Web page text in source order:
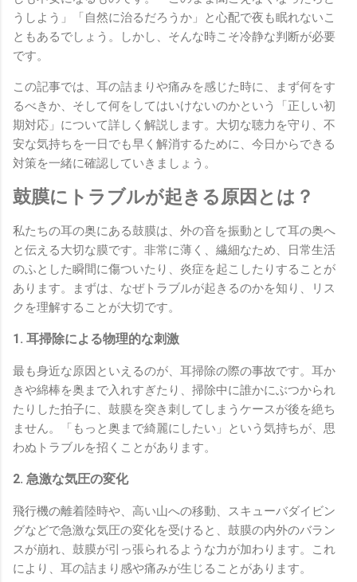
うしよう」「自然に治るだろうか」と心配で夜も眠れないこ
ともあるでしょう。しかし、そんな時こそ冷静な判断が必要
です。
この記事では、耳の詰まりや痛みを感じた時に、まず何をす
るべきか、そして何をしてはいけないのかという「正しい初
期対応」について詳しく解説します。大切な聴力を守り、不
安な気持ちを一日でも早く解消するために、今日からできる
対策を一緒に確認していきましょう。
鼓膜にトラブルが起きる原因とは？
私たちの耳の奥にある鼓膜は、外の音を振動として耳の奥へ
と伝える大切な膜です。非常に薄く、繊細なため、日常生活
のふとした瞬間に傷ついたり、炎症を起こしたりすることが
あります。まずは、なぜトラブルが起きるのかを知り、リス
クを理解することが大切です。
1. 耳掃除による物理的な刺激
最も身近な原因といえるのが、耳掃除の際の事故です。耳か
きや綿棒を奥まで入れすぎたり、掃除中に誰かにぶつかられ
たりした拍子に、鼓膜を突き刺してしまうケースが後を絶ち
ません。「もっと奥まで綺麗にしたい」という気持ちが、思
わぬトラブルを招くことがあります。
2. 急激な気圧の変化
飛行機の離着陸時や、高い山への移動、スキューバダイビン
グなどで急激な気圧の変化を受けると、鼓膜の内外のバラン
スが崩れ、鼓膜が引っ張られるような力が加わります。これ
により、耳の詰まり感や痛みが生じることがあります。